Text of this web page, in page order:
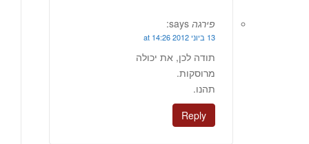
פירגה says:
13 ביוני 2012 at 14:26
תודה לכן, את יכולה
מרוסקות.
תהנו.
Reply